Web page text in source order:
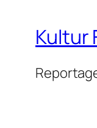
Kultur